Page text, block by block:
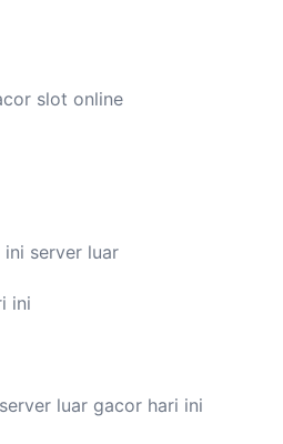
slot online
ini server luar
ini
luar gacor hari ini